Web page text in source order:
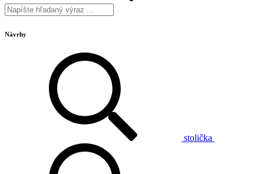
Návrhy
stolička